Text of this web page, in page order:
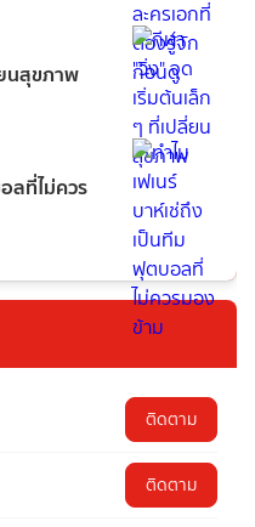
นสุขภาพ
ลที่ไม่ควร
ติดตาม
ติดตาม